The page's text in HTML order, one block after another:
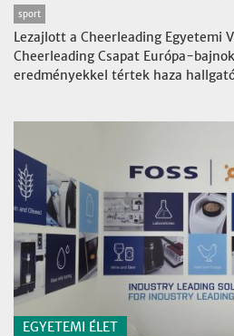
sport
Lezajlott a Cheerleading Egyetemi
Cheerleading Csapat Európa-
eredményekkel tértek haza
EGYETEMI ÉLET